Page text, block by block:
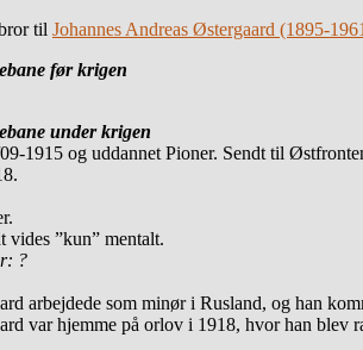
til Johannes Andreas Østergaard (1895-
før krigen
under krigen
1915 og uddannet Pioner. Sendt til
vides ”kun” mentalt.
?
arbejdede som minør i Rusland, og han
var hjemme på orlov i 1918, hvor han blev